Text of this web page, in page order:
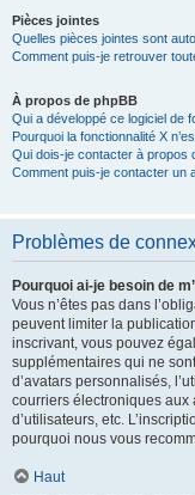
Pièces jointes
Quelles pièces jointes sont
Comment puis-je retrouver
À propos de phpBB
Qui a développé ce logiciel de
Pourquoi la fonctionnalité X
Qui dois-je contacter à propos
Comment puis-je contacter un
Problèmes de
Pourquoi ai-je besoin de
Vous n’êtes pas dans
peuvent limiter la
inscrivant, vous pouvez
supplémentaires qui ne
d’avatars personnalisés,
courriers électroniques aux
d’utilisateurs, etc.
pourquoi nous vous
Haut